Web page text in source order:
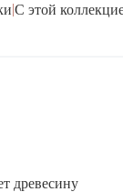
|С этой
древесину